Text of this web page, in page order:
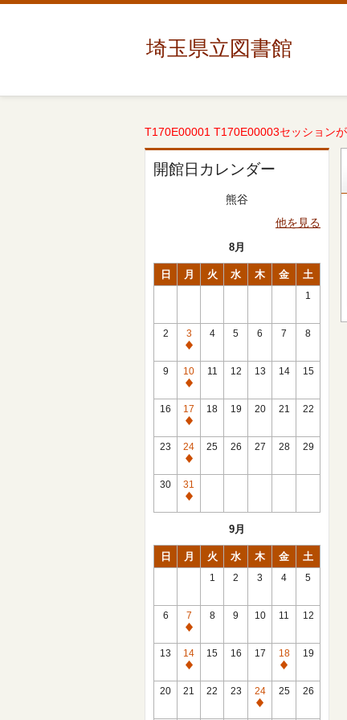
埼玉県立図書館
T170E00001 T170E00003セッション
開館日カレンダー
熊谷
他を見る
8月
日 月 火 水 木 金 土
1
2
3
休
館
日
4 5 6 7 8
9
10
休
館
日
11 12 13 14 15
16
17
休
館
日
18 19 20 21 22
23
24
休
館
日
25 26 27 28 29
30
31
休
9月
日 月 火 水 木 金 土
1 2 3 4 5
6
7
休
館
日
8 9 10 11 12
13
14
休
館
15 16 17
18
休
館
19
20 21 22 23
24
休
25 26